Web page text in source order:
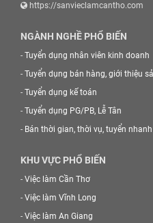
https://sanvieclamcantho.com
NGÀNH NGHỀ PHỔ BIẾN
- Tuyển dụng nhân viên kinh doanh
- Tuyển dụng bán hàng, giới thiệu
- Tuyển dụng kế toán
- Tuyển dụng PG/PB, Lễ Tân
- Bán thời gian, thời vụ, tuyển
KHU VỰC PHỔ BIẾN
- Việc làm Cần Thơ
- Việc làm Vĩnh Long
- Việc làm An Giang